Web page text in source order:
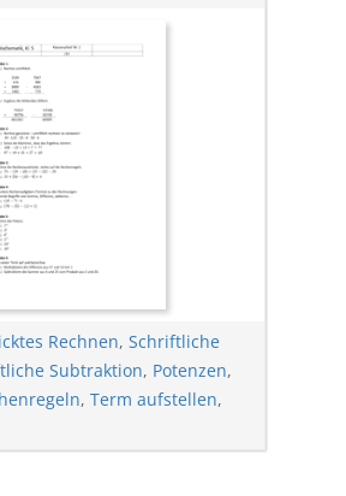
Rechnen, Schriftliche
Subtraktion, Potenzen,
, Term aufstellen,